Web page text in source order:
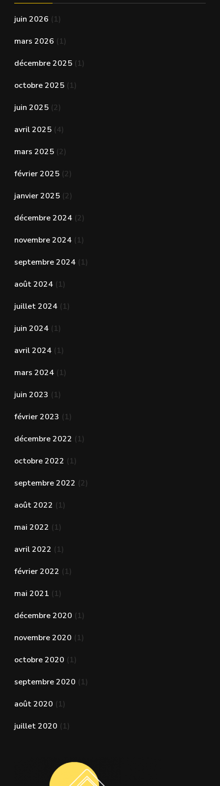
juin 2026 (1)
mars 2026 (1)
décembre 2025 (1)
octobre 2025 (1)
juin 2025 (2)
avril 2025 (4)
mars 2025 (2)
février 2025 (2)
janvier 2025 (2)
décembre 2024 (2)
novembre 2024 (1)
septembre 2024 (1)
août 2024 (1)
juillet 2024 (1)
juin 2024 (1)
avril 2024 (1)
mars 2024 (1)
juin 2023 (1)
février 2023 (1)
décembre 2022 (1)
octobre 2022 (1)
septembre 2022 (2)
août 2022 (1)
mai 2022 (1)
avril 2022 (1)
février 2022 (1)
mai 2021 (1)
décembre 2020 (1)
novembre 2020 (1)
octobre 2020 (1)
septembre 2020 (1)
août 2020 (1)
juillet 2020 (1)